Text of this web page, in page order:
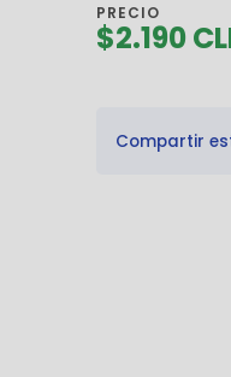
PRECIO
$2.190
Compartir